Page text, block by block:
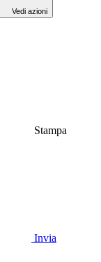
Vedi azioni
Stampa
Invia